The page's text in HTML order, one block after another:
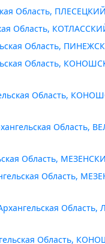
Область,
Область,
Область,
Область,
Область,
Область,
Область,
Область,
Область,